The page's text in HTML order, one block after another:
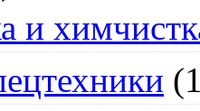
и